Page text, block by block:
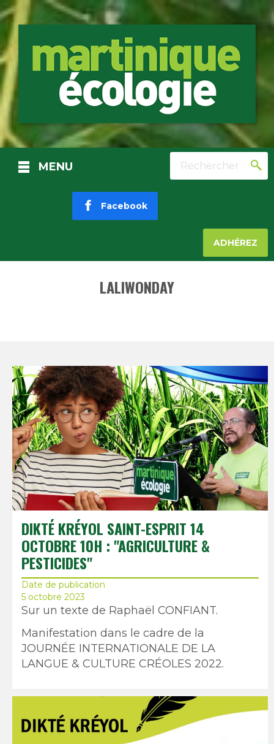
MENU Rechercher
Facebook
ADHÉREZ
LALIWONDAY
DIKTÉ KRÉYOL SAINT-ESPRIT 14
OCTOBRE 10H : "AGRICULTURE &
PESTICIDES"
Date de publication
5 octobre 2023
Sur un texte de Raphaël CONFIANT.
Manifestation dans le cadre de la
JOURNÉE INTERNATIONALE DE LA
LANGUE & CULTURE CRÉOLES 2022.